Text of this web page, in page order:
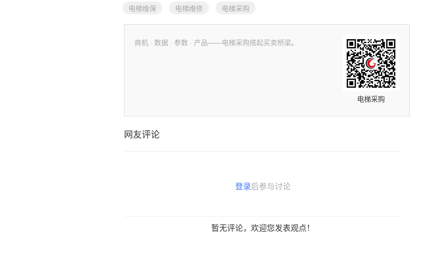
电梯维保 电梯维修 电梯采购
商机 · 数据 · 参数 · 产品——电梯采购搭起买卖桥梁。
电梯采购
网友评论
登录后参与讨论
暂无评论，欢迎您发表观点！